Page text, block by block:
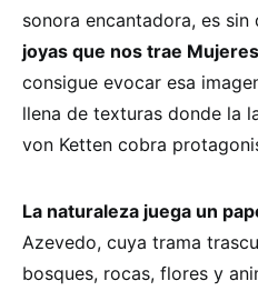
sonora encantadora, es sin
joyas que nos trae
consigue evocar esa
llena de texturas donde la
von Ketten cobra
La naturaleza juega un
Azevedo, cuya trama
bosques, rocas, flores y